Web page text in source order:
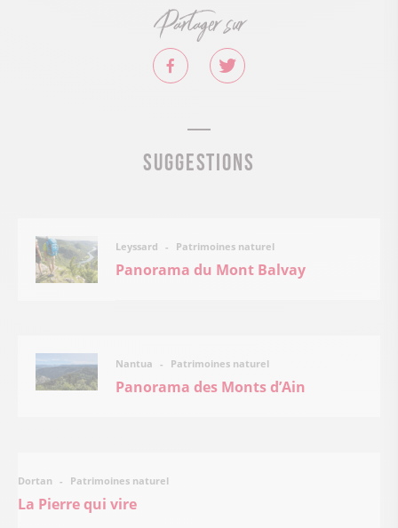
Partager sur
Suggestions
Leyssard Patrimoines naturel
Panorama du Mont Balvay
Nantua Patrimoines naturel
Panorama des Monts d’Ain
Dortan Patrimoines naturel
La Pierre qui vire